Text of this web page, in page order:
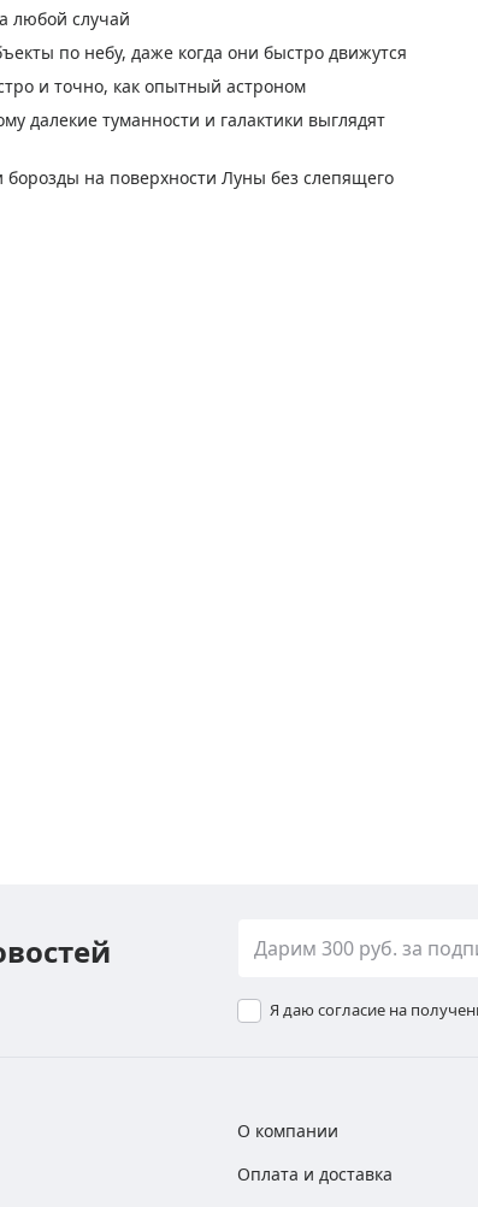
любой случай
по небу, даже когда они быстро движутся
и точно, как опытный астроном
далекие туманности и галактики выглядят
на поверхности Луны без слепящего
Я даю согласие на
О компании
Оплата и доставка